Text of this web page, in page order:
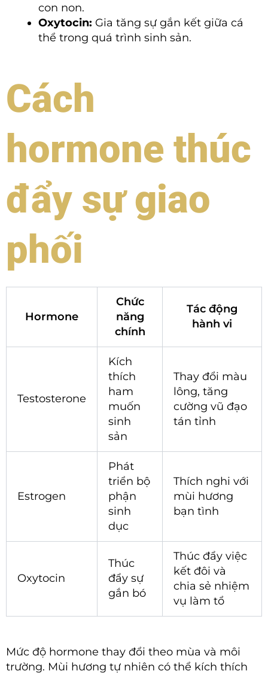
con non.
Oxytocin: Gia tăng sự gắn kết giữa cá
thể trong quá trình sinh sản.
Cách
hormone thúc
đẩy sự giao
phối
Hormone
Chức
năng
chính
Tác động
hành vi
Testosterone
Kích
thích
ham
muốn
sinh
sản
Thay đổi màu
lông, tăng
cường vũ đạo
tán tỉnh
Estrogen
Phát
triển bộ
phận
sinh
dục
Thích nghi với
mùi hương
bạn tình
Oxytocin
Thúc
đẩy sự
gắn bó
Thúc đẩy việc
kết đôi và
chia sẻ nhiệm
vụ làm tổ
Mức độ hormone thay đổi theo mùa và môi
trường. Mùi hương tự nhiên có thể kích thích